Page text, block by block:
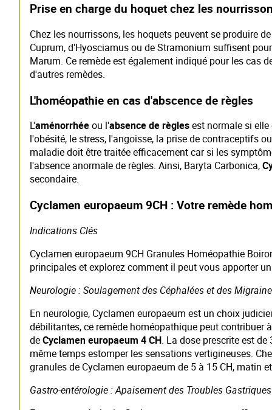
Prise en charge du hoquet chez les
Chez les nourrissons, les hoquets peuvent se produire
Cuprum, d'Hyosciamus ou de Stramonium suffisent
Marum. Ce remède est également indiqué pour les cas
d'autres remèdes.
L'homéopathie en cas d'abscence de règles
L'aménorrhéeou l'absence de règlesest normale si
l'obésité, le stress, l'angoisse, la prise de contraceptifs
maladie doit être traitée efficacement car si les
l'absence anormale de règles. Ainsi, Baryta Carbonica,
secondaire.
Cyclamen europaeum 9CH : Votre remède
Indications Clés
Cyclamen europaeum 9CH Granules Homéopathie
principales et explorez comment il peut vous apporter
Neurologie : Soulagement des Céphalées et des
En neurologie, Cyclamen europaeum est un choix
débilitantes, ce remède homéopathique peut contribuer
deCyclamen europaeum 4 CH. La dose prescrite est
même temps estomper les sensations vertigineuses.
granules de Cyclamen europaeum de 5 à 15 CH, matin
Gastro-entérologie : Apaisement des Troubles Gastriques